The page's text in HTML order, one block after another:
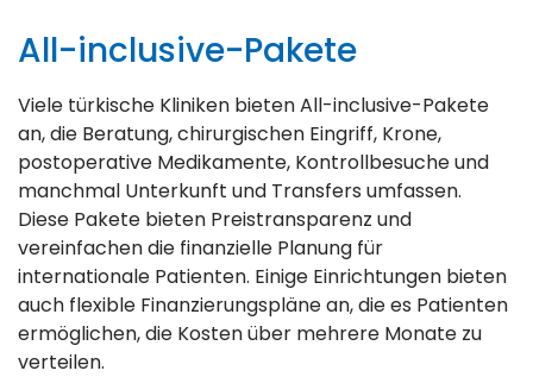
All-inclusive-Pakete
Viele türkische Kliniken bieten All-inclusive-Pakete
an, die Beratung, chirurgischen Eingriff, Krone,
postoperative Medikamente, Kontrollbesuche und
manchmal Unterkunft und Transfers umfassen.
Diese Pakete bieten Preistransparenz und
vereinfachen die finanzielle Planung für
internationale Patienten. Einige Einrichtungen bieten
auch flexible Finanzierungspläne an, die es Patienten
ermöglichen, die Kosten über mehrere Monate zu
verteilen.